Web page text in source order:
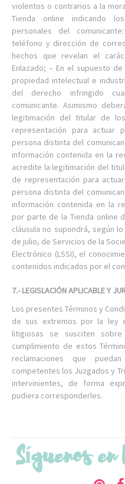
violentos o contrarios a la
Tienda online indicando
personales del
teléfono y dirección de
hechos que revelan el
Enlazado; – En el supuesto
propiedad intelectual e
del derecho infringido
comunicante. Asimismo
legitimación del titular de
representación para actuar
persona distinta del
información contenida en la
acredite la legitimación del
de representación para
persona distinta del
información contenida en la
por parte de la Tienda online
cláusula no supondrá, según
de julio, de Servicios de la
Electrónico (LSSI), el
contenidos indicados por el
7.- LEGISLACIÓN APLICABLE Y
Los presentes Términos y
de sus extremos por la ley
litigiosas se susciten
cumplimiento de estos
reclamaciones que
competentes los Juzgados y
intervinientes, de forma
pudiera corresponderles.
Síguenos